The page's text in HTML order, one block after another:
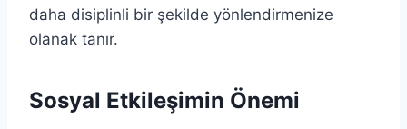
daha disiplinli bir şekilde yönlendirmenize
olanak tanır.
Sosyal Etkileşimin Önemi